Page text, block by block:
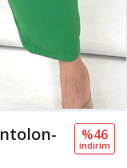
%46
i̇ndi̇ri̇m